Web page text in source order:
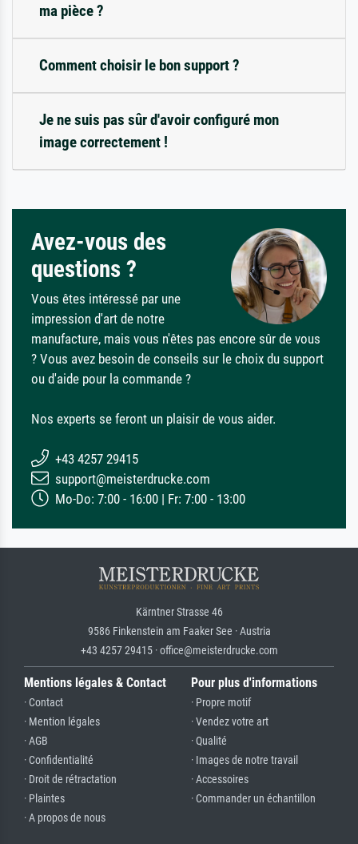
ma pièce ?
Comment choisir le bon support ?
Je ne suis pas sûr d'avoir configuré mon
image correctement !
Avez-vous des
questions ?
Vous êtes intéressé par une
impression d'art de notre
manufacture, mais vous n'êtes pas encore sûr de vous
? Vous avez besoin de conseils sur le choix du support
ou d'aide pour la commande ?
Nos experts se feront un plaisir de vous aider.
+43 4257 29415
support@meisterdrucke.com
Mo-Do: 7:00 - 16:00 | Fr: 7:00 - 13:00
Kärntner Strasse 46
9586 Finkenstein am Faaker See · Austria
+43 4257 29415 · office@meisterdrucke.com
Mentions légales & Contact
· Contact
· Mention légales
· AGB
· Confidentialité
· Droit de rétractation
· Plaintes
· A propos de nous
Pour plus d'informations
· Propre motif
· Vendez votre art
· Qualité
· Images de notre travail
· Accessoires
· Commander un échantillon